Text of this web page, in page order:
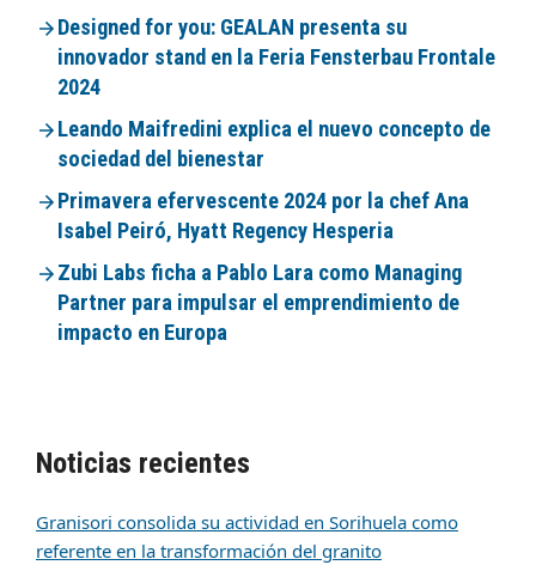
Designed for you: GEALAN presenta su
innovador stand en la Feria Fensterbau Frontale
2024
Leando Maifredini explica el nuevo concepto de
sociedad del bienestar
Primavera efervescente 2024 por la chef Ana
Isabel Peiró, Hyatt Regency Hesperia
Zubi Labs ficha a Pablo Lara como Managing
Partner para impulsar el emprendimiento de
impacto en Europa
Noticias recientes
Granisori consolida su actividad en Sorihuela como
referente en la transformación del granito